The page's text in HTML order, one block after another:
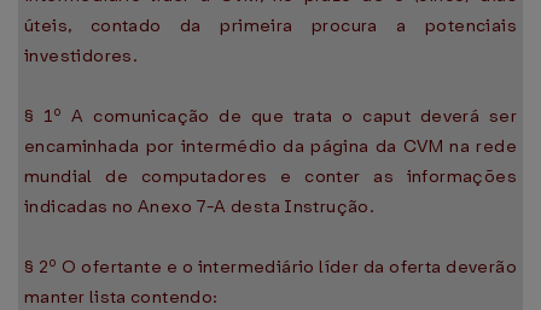
úteis, contado da primeira procura a potenciais
investidores.
§ 1º A comunicação de que trata o caput deverá ser
encaminhada por intermédio da página da CVM na rede
mundial de computadores e conter as informações
indicadas no Anexo 7-A desta Instrução.
§ 2º O ofertante e o intermediário líder da oferta deverão
manter lista contendo: